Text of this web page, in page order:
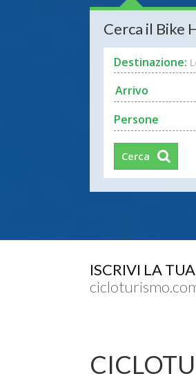
Cerca il
Destinazione:
Persone
Cerca
ISCRIVI LA